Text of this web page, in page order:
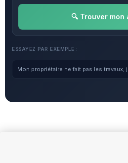
🔍 Trouver mon
ESSAYEZ PAR EXEMPLE :
Mon propriétaire ne fait pas les travaux,